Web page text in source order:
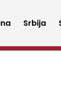
Srbija